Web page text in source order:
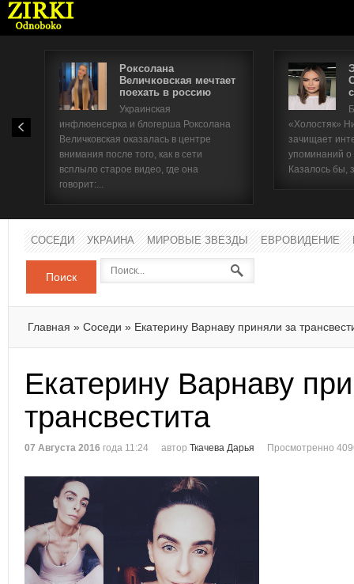
Роксолана
Величковская мечтает
поехать в россию
Украинская
инфлюенсерка и блогерша Роксолана
Величковская оказалась в центре
внимания после того, как в сети
всплыло старое видео, где она
говорит:...
«Холостяк»
зачищает
упоминаний
Казалось бы,
СОСЕДИ УКРАИНА МИРОВЫЕ ЗВЕЗДЫ ЕВРОВИДЕНИЕ
Поиск
Главная » Соседи » Екатерину Варнаву приняли за
Екатерину Варнаву
трансвестита
07 Августа 2016 года 11:24 автор Ткачева Дарья Просмотренно
Имя